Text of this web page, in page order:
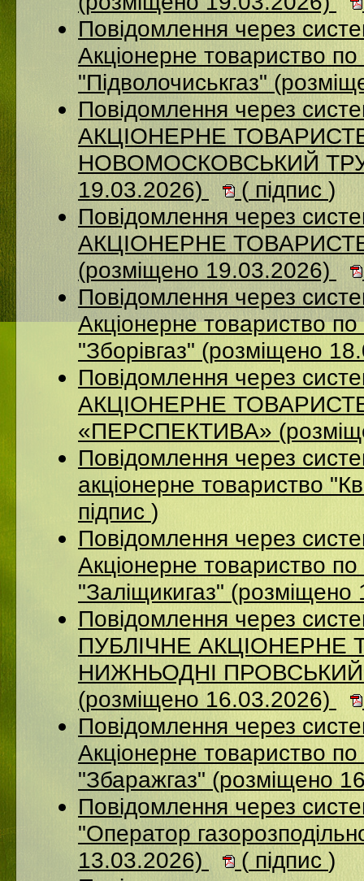
Повідомлення через
Акціонерне товариство по
"Підволочиськгаз"
Повідомлення через
АКЦIОНЕРНЕ
НОВОМОСКОВСЬКИЙ
19.03.2026)
( підпис )
Повідомлення через
АКЦІОНЕРНЕ
(розміщено 19.03.2026)
Повідомлення через
Акціонерне товариство по
"Зборівгаз" (розміщено
Повідомлення через
АКЦІОНЕРНЕ
«ПЕРСПЕКТИВА»
Повідомлення через
акціонерне товариство
підпис )
Повідомлення через
Акціонерне товариство по
"Заліщикигаз"
Повідомлення через
ПУБЛІЧНЕ АКЦІОНЕРНЕ
НИЖНЬОДНІ
(розміщено 16.03.2026)
Повідомлення через
Акцiонерне товариство по
"Збаражгаз" (розміщено
Повідомлення через
"Оператор
13.03.2026)
( підпис )